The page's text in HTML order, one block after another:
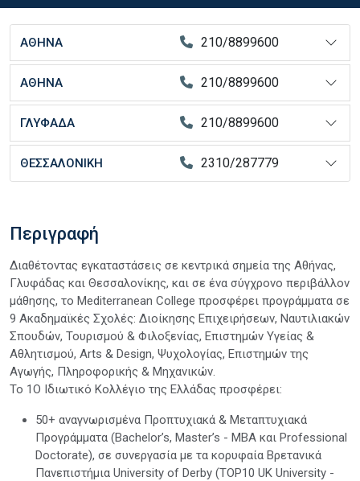
ΑΘΗΝΑ 210/8899600
ΑΘΗΝΑ 210/8899600
ΓΛΥΦΑΔΑ 210/8899600
ΘΕΣΣΑΛΟΝΙΚΗ 2310/287779
Περιγραφή
Διαθέτοντας εγκαταστάσεις σε κεντρικά σημεία της Αθήνας,
Γλυφάδας και Θεσσαλονίκης, και σε ένα σύγχρονο περιβάλλον
μάθησης, το Mediterranean College προσφέρει προγράμματα σε
9 Ακαδημαϊκές Σχολές: Διοίκησης Επιχειρήσεων, Ναυτιλιακών
Σπουδών, Τουρισμού & Φιλοξενίας, Επιστημών Υγείας &
Αθλητισμού, Arts & Design, Ψυχολογίας, Επιστημών της
Αγωγής, Πληροφορικής & Μηχανικών.
Το 1Ο Ιδιωτικό Κολλέγιο της Ελλάδας προσφέρει:
50+ αναγνωρισμένα Προπτυχιακά & Μεταπτυχιακά
Προγράμματα (Bachelor’s, Master’s - MBA και Professional
Doctorate), σε συνεργασία με τα κορυφαία Βρετανικά
Πανεπιστήμια University of Derby (TOP10 UK University -